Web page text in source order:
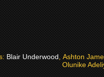
Blair Underwood, Ashton
Olunike